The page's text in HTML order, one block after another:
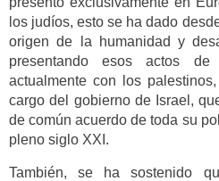
los judíos, esto se ha dado
origen de la humanidad y
presentando esos actos de
actualmente con los
cargo del gobierno de Israel,
de común acuerdo de toda su
pleno siglo XXI.
También, se ha sostenido